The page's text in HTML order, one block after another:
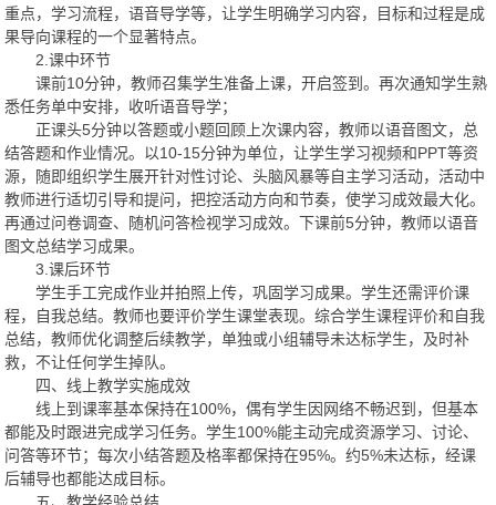
重点，学习流程，语音导学等，让学生明确学习内容，目标和过程是成
果导向课程的一个显著特点。
2.课中环节
课前10分钟，教师召集学生准备上课，开启签到。再次通知学生熟
悉任务单中安排，收听语音导学；
正课头5分钟以答题或小题回顾上次课内容，教师以语音图文，总
结答题和作业情况。以10-15分钟为单位，让学生学习视频和PPT等资
源，随即组织学生展开针对性讨论、头脑风暴等自主学习活动，活动中
教师进行适切引导和提问，把控活动方向和节奏，使学习成效最大化。
再通过问卷调查、随机问答检视学习成效。下课前5分钟，教师以语音
图文总结学习成果。
3.课后环节
学生手工完成作业并拍照上传，巩固学习成果。学生还需评价课
程，自我总结。教师也要评价学生课堂表现。综合学生课程评价和自我
总结，教师优化调整后续教学，单独或小组辅导未达标学生，及时补
救，不让任何学生掉队。
四、线上教学实施成效
线上到课率基本保持在100%，偶有学生因网络不畅迟到，但基本
都能及时跟进完成学习任务。学生100%能主动完成资源学习、讨论、
问答等环节；每次小结答题及格率都保持在95%。约5%未达标，经课
后辅导也都能达成目标。